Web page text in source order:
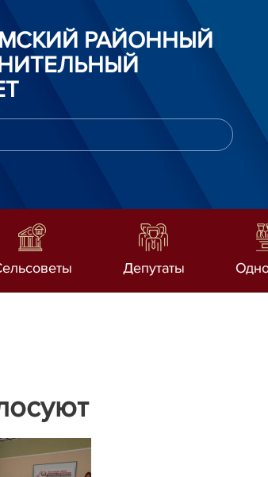
РАЙОННЫЙ
Депутаты